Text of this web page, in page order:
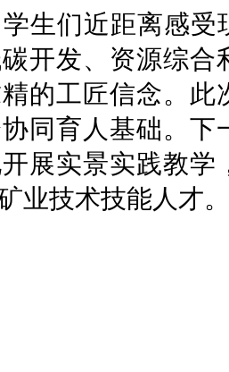
生们近距离感
开发、资源综
的工匠信念。
同育人基础。
展实景实践教
业技术技能人才。